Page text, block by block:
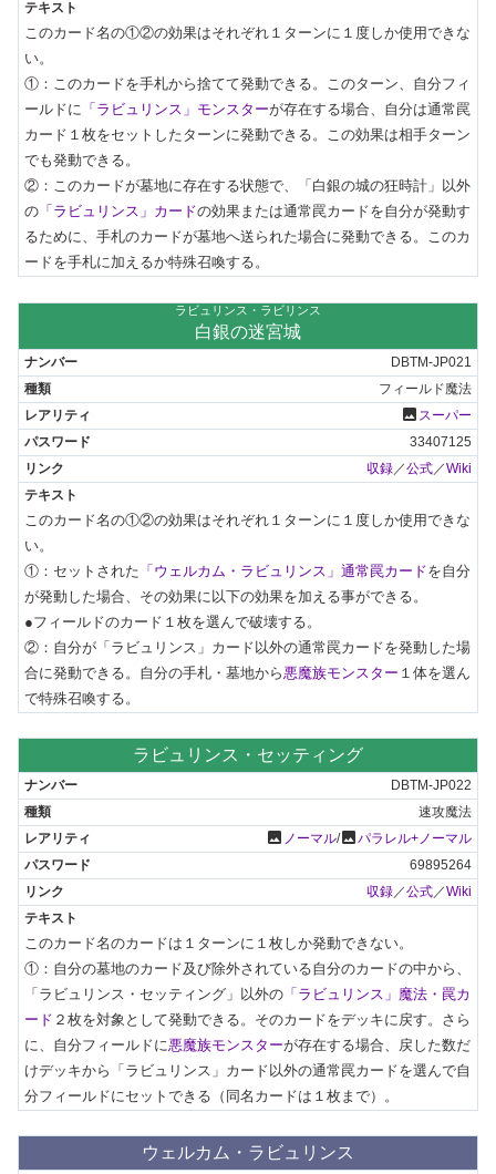
このカード名の①②の効果はそれぞれ１ターンに１度しか使用できな
い。
①：このカードを手札から捨てて発動できる。このターン、自分フィ
ールドに 「ラビュリンス」モンスターが存在する場合、自分は通常罠
カード１枚をセットしたターンに発動できる。この効果は相手ターン
でも発動できる。
②：このカードが墓地に存在する状態で、「白銀の城の狂時計」以外
の 「ラビュリンス」カードの効果または通常罠カードを自分が発動す
るために、手札のカードが墓地へ送られた場合に発動できる。このカ
ードを手札に加えるか特殊召喚する。
ラビュリンス・ラビリンス
白銀の迷宮城
DBTM-JP021
フィールド魔法
photo スーパー
33407125
収録 ／公式 ／Wiki
このカード名の①②の効果はそれぞれ１ターンに１度しか使用できな
い。
①：セットされた 「ウェルカム・ラビュリンス」通常罠カードを自分
が発動した場合、その効果に以下の効果を加える事ができる。
●フィールドのカード１枚を選んで破壊する。
②：自分が「ラビュリンス」カード以外の通常罠カードを発動した場
合に発動できる。自分の手札・墓地から 悪魔族モンスター １体を選ん
で特殊召喚する。
ラビュリンス・セッティング
DBTM-JP022
速攻魔法
photo ノーマル/photoパラレル+ノーマル
69895264
収録／公式／Wiki
このカード名のカードは１ターンに１枚しか発動できない。
①：自分の墓地のカード及び除外されている自分のカードの中から、
「ラビュリンス・セッティング」以外の 「ラビュリンス」魔法・罠カ
ード ２枚を対象として発動できる。そのカードをデッキに戻す。さら
に、自分フィールドに 悪魔族モンスターが存在する場合、戻した数だ
けデッキから「ラビュリンス」カード以外の通常罠カードを選んで自
分フィールドにセットできる（同名カードは１枚まで）。
ウェルカム・ラビュリンス